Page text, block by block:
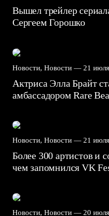
Вышел трейлер
Сергеем Горошко
Новости, Новости — 21
Актриса Элла Брайт
амбассадором Rare
Новости, Новости — 21
Более 300 артистов и
чем запомнился VK
Новости, Новости — 20